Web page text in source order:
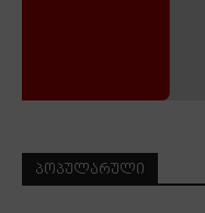
ᲞᲝᲞᲣᲚᲐᲠᲣᲚᲘ